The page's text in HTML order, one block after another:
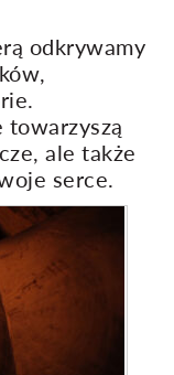
odkrywamy
ale także
serce.